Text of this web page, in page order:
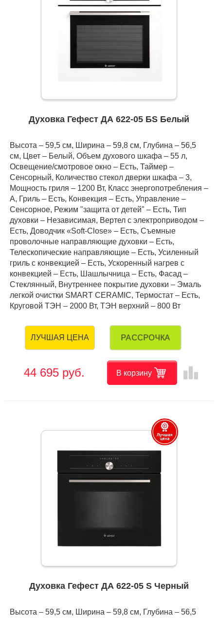
Духовка Гефест ДА 622-05 БS Белый
Высота – 59,5 см, Ширина – 59,8 см, Глубина – 56,5
см, Цвет – Белый, Объем духового шкафа – 55 л,
Освещение/смотровое окно – Есть, Таймер –
Сенсорный, Количество стекол дверки шкафа – 3,
Мощность гриля – 1200 Вт, Класс энергопотребления –
A, Гриль – Есть, Конвекция – Есть, Управление –
Сенсорное, Режим "защита от детей" – Есть, Тип
духовки – Независимая, Вертел с электроприводом –
Есть, Доводчик «Soft-Close» – Есть, Съемные
проволочные направляющие духовки – Есть,
Телескопические направляющие – Есть, Усиленный
гриль с конвекцией – Есть, Ускоренный нагрев с
конвекцией – Есть, Шашлычница – Есть, Фасад –
Стеклянный, Внутреннее покрытие духовки – Эмаль
легкой очистки SMART CERAMIC, Термостат – Есть,
Круговой ТЭН – 2000 Вт, ТЭН верхний – 800 Вт
ЛУЧШАЯ ЦЕНА РАССРОЧКА
44 695 руб. В корзину leaderboard
Духовка Гефест ДА 622-05 S Черный
Высота – 59,5 см, Ширина – 59,8 см, Глубина – 56,5